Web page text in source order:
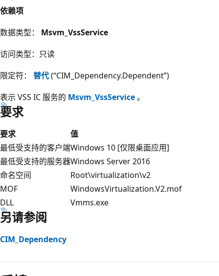
依赖项
数据类型： Msvm_VssService
访问类型：只读
限定符： 替代(“CIM_Dependency.Dependent”)
表示 VSS IC 服务的 Msvm_VssService。
要求
要求
值
最低受支持的客户端Windows 10 [仅限桌面应用]
最低受支持的服务器Windows Server 2016
命名空间
Root\virtualization\v2
MOF
WindowsVirtualization.V2.mof
DLL
Vmms.exe
另请参阅
CIM_Dependency
读